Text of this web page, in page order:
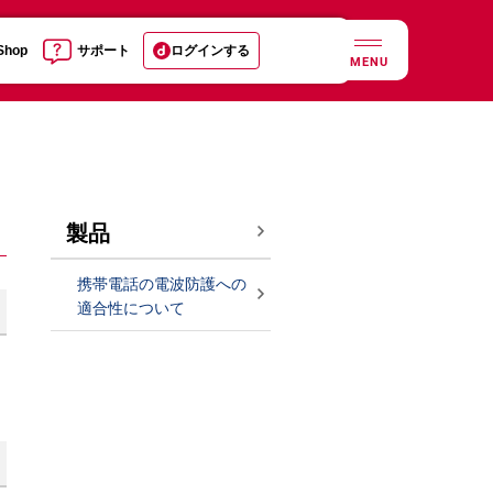
サポート ログインする
MENU
製品
携帯電話の電波防護への
適合性について